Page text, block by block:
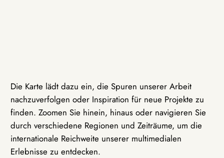
Die Karte lädt dazu ein, die Spuren unserer Arbeit
nachzuverfolgen oder Inspiration für neue Projekte zu
finden. Zoomen Sie hinein, hinaus oder navigieren Sie
durch verschiedene Regionen und Zeiträume, um die
internationale Reichweite unserer multimedialen
Erlebnisse zu entdecken.